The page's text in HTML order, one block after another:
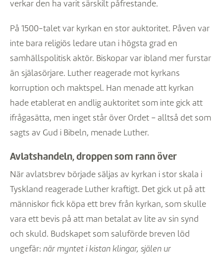
verkar den ha varit särskilt påfrestande.
På 1500-talet var kyrkan en stor auktoritet. Påven var
inte bara religiös ledare utan i högsta grad en
samhällspolitisk aktör. Biskopar var ibland mer furstar
än själasörjare. Luther reagerade mot kyrkans
korruption och maktspel. Han menade att kyrkan
hade etablerat en andlig auktoritet som inte gick att
ifrågasätta, men inget står över Ordet – alltså det som
sagts av Gud i Bibeln, menade Luther.
Avlatshandeln, droppen som rann över
När avlatsbrev började säljas av kyrkan i stor skala i
Tyskland reagerade Luther kraftigt. Det gick ut på att
människor fick köpa ett brev från kyrkan, som skulle
vara ett bevis på att man betalat av lite av sin synd
och skuld. Budskapet som saluförde breven löd
ungefär: när myntet i kistan klingar, själen ur